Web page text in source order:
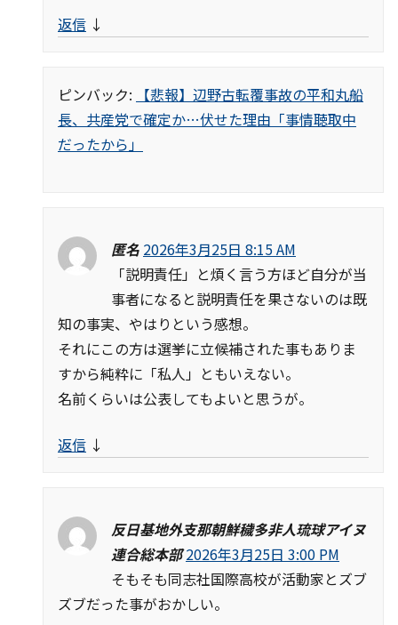
返信 ↓
ピンバック:
【悲報】辺野古転覆事故の平和丸船
長、共産党で確定か…伏せた理由「事情聴取中
だったから」
匿名 2026年3月25日 8:15 AM
「説明責任」と煩く言う方ほど自分が当
事者になると説明責任を果さないのは既
知の事実、やはりという感想。
それにこの方は選挙に立候補された事もありま
すから純粋に「私人」ともいえない。
名前くらいは公表してもよいと思うが。
返信 ↓
反日基地外支那朝鮮穢多非人琉球アイヌ
連合総本部 2026年3月25日 3:00 PM
そもそも同志社国際高校が活動家とズブ
ズブだった事がおかしい。